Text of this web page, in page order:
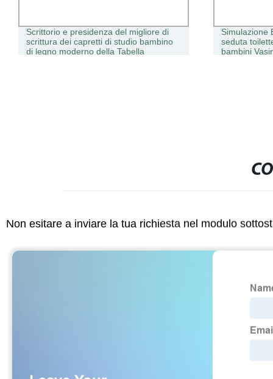
Scrittorio e presidenza del migliore di
scrittura dei capretti di studio bambino
di legno moderno della Tabella
Simulazione
seduta
bambini
Non esitare a inviare la tua richiesta nel modulo